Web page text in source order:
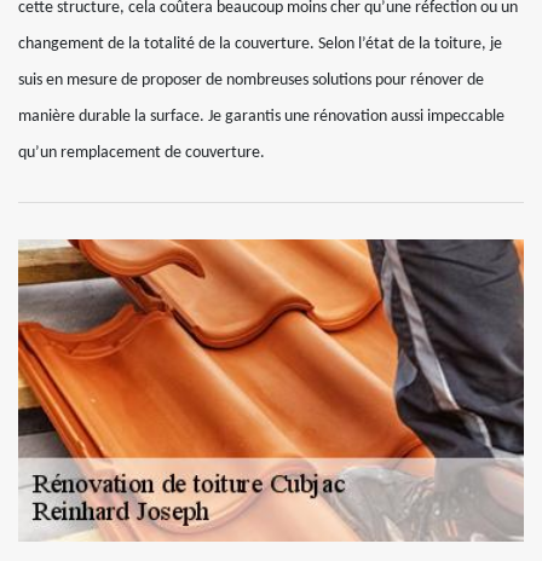
cette structure, cela coûtera beaucoup moins cher qu’une réfection ou un
changement de la totalité de la couverture. Selon l’état de la toiture, je
suis en mesure de proposer de nombreuses solutions pour rénover de
manière durable la surface. Je garantis une rénovation aussi impeccable
qu’un remplacement de couverture.